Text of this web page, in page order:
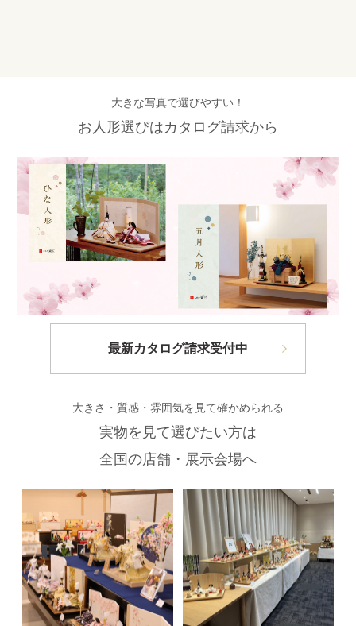
大きな写真で選びやすい！
お人形選びはカタログ請求から
最新カタログ請求受付中
大きさ・質感・雰囲気を見て確かめられる
実物を見て選びたい方は
全国の店舗・展示会場へ